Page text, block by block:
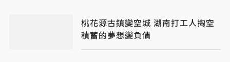
桃花源古鎮變空城 湖南打工人掏空
積蓄的夢想變負債